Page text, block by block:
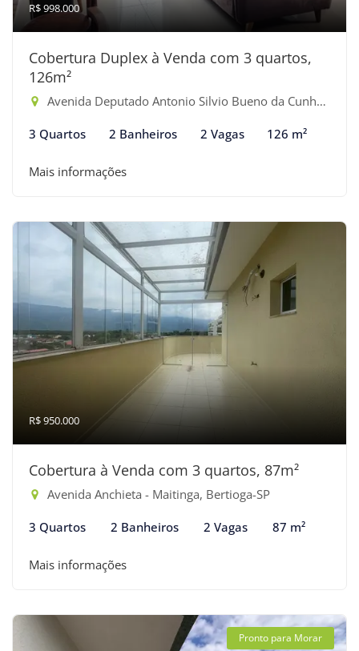
R$ 998.000
Cobertura Duplex à Venda com 3 quartos,
126m²
Avenida Deputado Antonio Silvio Bueno da Cunha - Maitinga, Bertioga-SP
3 Quartos 2 Banheiros 2 Vagas 126 m²
Mais informações
R$ 950.000
Cobertura à Venda com 3 quartos, 87m²
Avenida Anchieta - Maitinga, Bertioga-SP
3 Quartos 2 Banheiros 2 Vagas 87 m²
Mais informações
Pronto para Morar